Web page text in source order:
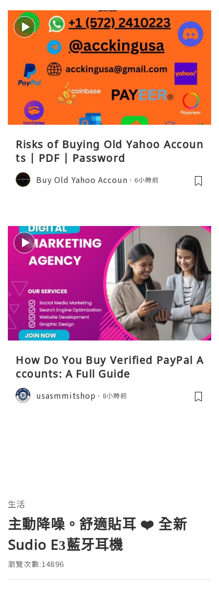
Risks of Buying Old Yahoo Accoun
ts | PDF | Password
Buy Old Yahoo Accoun 6小時前
How Do You Buy Verified PayPal A
ccounts: A Full Guide
usasmmitshop 8小時前
生活
主動降噪。舒適貼耳 ❤️ 全新
Sudio E3藍牙耳機
瀏覽次數:14896